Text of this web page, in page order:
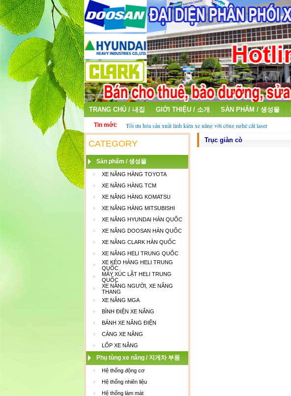
TRANG CHỦ / 내집 GIỚI THIỆU / 소개 SẢN PHẨM / 생성물
Tin mới:
Tối ưu hóa sản xuất linh kiện xe nâng với công nghệ cắt laser
fiber
Thu mua ắc quy cũ - ắc quy xe nâng đã qua sử dụng giá cao
CATEGORY
Sản phẩm / 생성물
XE NÂNG HÀNG TOYOTA
XE NÂNG HÀNG TCM
XE NÂNG HÀNG KOMATSU
XE NÂNG HÀNG MITSUBISHI
XE NÂNG HYUNDAI HÀN QUỐC
XE NÂNG DOOSAN HÀN QUỐC
XE NÂNG CLARK HÀN QUỐC
XE NÂNG HELI TRUNG QUỐC
XE KÉO HÀNG HELI TRUNG
QUỐC
MÁY XÚC LẬT HELI TRUNG
QUỐC
XE NÂNG NGƯỜI, XE NÂNG
THANG
XE NÂNG MGA
BÌNH ĐIỆN XE NÂNG
BÁNH XE NÂNG ĐIỆN
CÀNG XE NÂNG
LỐP XE NÂNG
Phụ tùng xe nâng / 지게차 부품
Hệ thống động cơ
Hệ thống nhiên liệu
Hệ thống làm mát
Trục giàn cò